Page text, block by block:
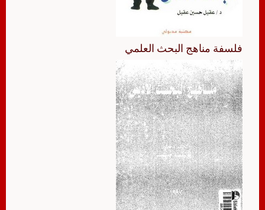
فلسفة مناهج البحث العلمي